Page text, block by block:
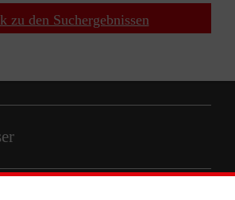
zu den Suchergebnissen